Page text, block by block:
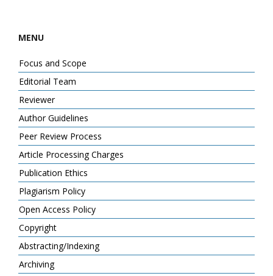
MENU
Focus and Scope
Editorial Team
Reviewer
Author Guidelines
Peer Review Process
Article Processing Charges
Publication Ethics
Plagiarism Policy
Open Access Policy
Copyright
Abstracting/Indexing
Archiving